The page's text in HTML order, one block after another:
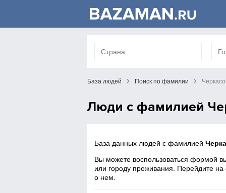
База людей Поиск по фамилии
Люди с фамилией
База данных людей с фамилией
Вы можете воспользоваться формой
или городу проживания. Перейдите
о нем.